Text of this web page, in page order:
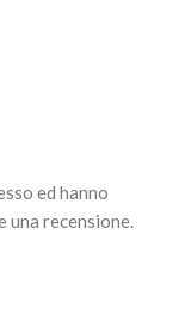
ed hanno
recensione.